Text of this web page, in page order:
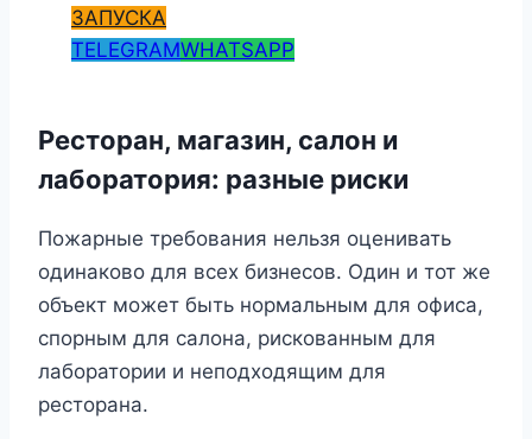
ЗАПУСКА
TELEGRAMWHATSAPP
Ресторан, магазин, салон и
лаборатория: разные риски
Пожарные требования нельзя оценивать
одинаково для всех бизнесов. Один и тот же
объект может быть нормальным для офиса,
спорным для салона, рискованным для
лаборатории и неподходящим для
ресторана.